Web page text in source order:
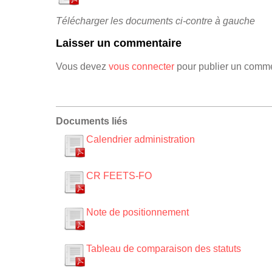
Télécharger les documents ci-contre à gauche
Laisser un commentaire
Vous devez vous connecter pour publier un
Documents liés
Calendrier administration
CR FEETS-FO
Note de positionnement
Tableau de comparaison des statuts